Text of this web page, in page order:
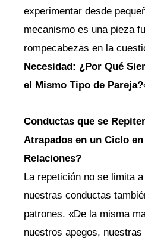
experimentar desde
mecanismo es una pieza
rompecabezas en la
Necesidad: ¿Por Qué
el Mismo Tipo de Pareja?
Conductas que se
Atrapados en un Ciclo
Relaciones?
La repetición no se limita
nuestras conductas
patrones. «De la misma
nuestros apegos,